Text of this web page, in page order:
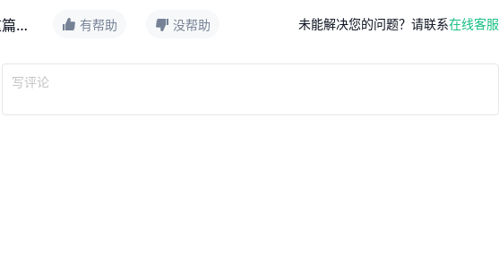
评价这篇文档 有帮助 没帮助 未能解决您的问题？请联系在线客服